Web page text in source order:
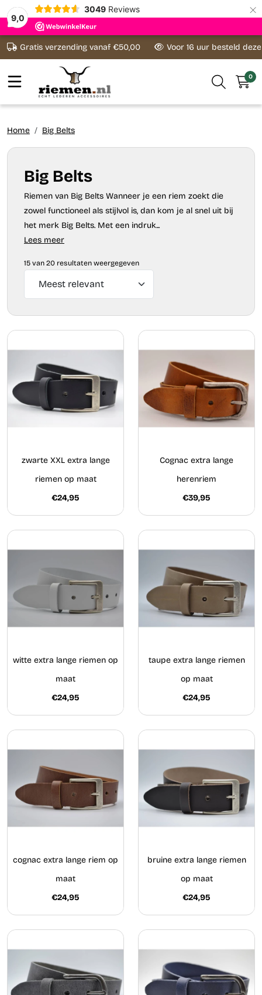
9,0
3049 Reviews ×
Ga naar content
Gratis verzending vanaf €50,00 Voor 16 uur besteld
0
Home Big Belts
Big Belts
Riemen van Big Belts Wanneer je een riem zoekt die
zowel functioneel als stijlvol is, dan kom je al snel uit bij
het merk Big Belts. Met een indruk...
Lees meer
15 van 20 resultaten weergegeven
zwarte XXL extra lange
riemen op maat
€24,95
Cognac extra lange
herenriem
€39,95
witte extra lange riemen op
maat
€24,95
taupe extra lange riemen
op maat
€24,95
cognac extra lange riem op
maat
€24,95
bruine extra lange riemen
op maat
€24,95